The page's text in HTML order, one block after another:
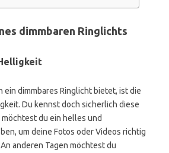
dimmbaren Ringlichts
ein dimmbares Ringlicht bietet, ist die
Du kennst doch sicherlich diese
du ein helles und
um deine Fotos oder Videos richtig
anderen Tagen möchtest du